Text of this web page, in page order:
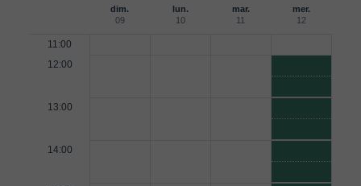
dim.
09
lun.
10
mar.
11
mer.
12
11:00
12:00
13:00
14:00